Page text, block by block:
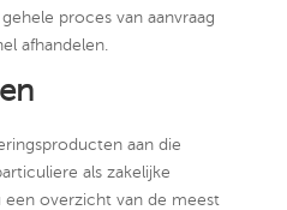
proces van aanvraag
afhandelen.
aan die
als zakelijke
overzicht van de meest